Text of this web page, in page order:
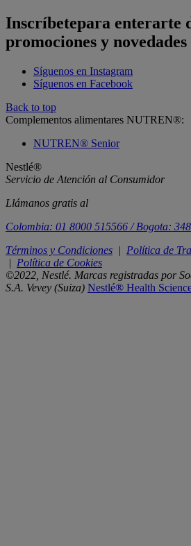
Inscríbetepara enterarte
promociones y novedades
Síguenos en Instagram
Síguenos en Facebook
Back to top
Complementos alimentares NUTREN®:
NUTREN® Senior
Nestlé®
Servicio de Atención al Consumidor
Llámanos gratis al
Colombia: 01 8000 515566 / Bogota:
Términos y Condiciones | Política de
| Política de Cookies
©2022, Nestlé. Marcas registradas por
S.A. Vevey (Suiza) Nestlé® Health